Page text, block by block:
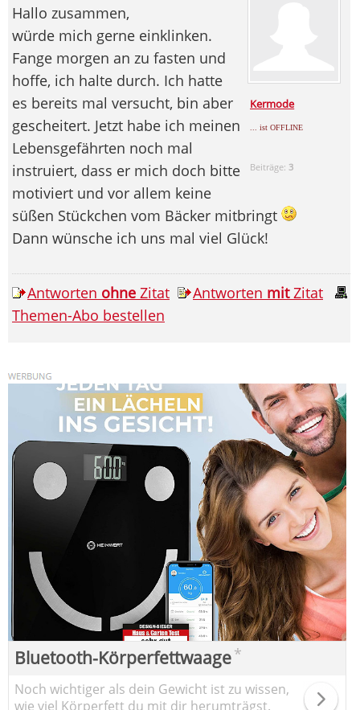
Kermode
... ist OFFLINE
Beiträge: 3
Hallo zusammen,
würde mich gerne einklinken.
Fange morgen an zu fasten und
hoffe, ich halte durch. Ich hatte
es bereits mal versucht, bin aber
gescheitert. Jetzt habe ich meinen
Lebensgefährten noch mal
instruiert, dass er mich doch bitte
motiviert und vor allem keine
süßen Stückchen vom Bäcker mitbringt
Dann wünsche ich uns mal viel Glück!
Antworten ohne Zitat Antworten mitZitat
Themen-Abo bestellen
Bluetooth-Körperfettwaage*
Noch wichtiger als dein Gewicht ist zu wissen,
wie viel Körperfett du mit dir herumträgst.